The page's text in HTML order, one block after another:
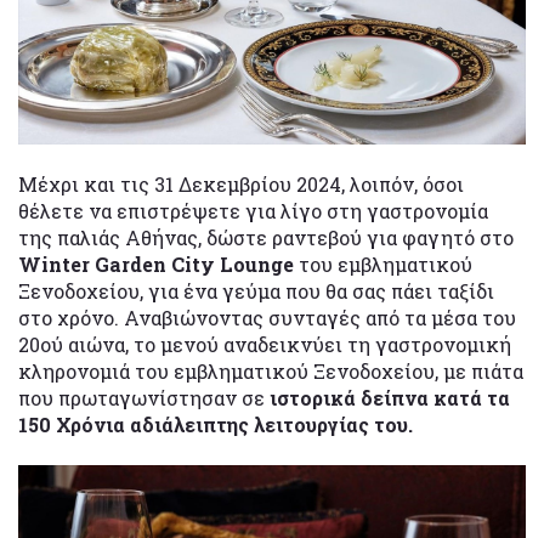
Μέχρι και τις 31 Δεκεμβρίου 2024, λοιπόν, όσοι
θέλετε να επιστρέψετε για λίγο στη γαστρονομία
της παλιάς Αθήνας, δώστε ραντεβού για φαγητό στο
Winter Garden City Lounge του εμβληματικού
Ξενοδοχείου, για ένα γεύμα που θα σας πάει ταξίδι
στο χρόνο. Αναβιώνοντας συνταγές από τα μέσα του
20ού αιώνα, το μενού αναδεικνύει τη γαστρονομική
κληρονομιά του εμβληματικού Ξενοδοχείου, με πιάτα
που πρωταγωνίστησαν σε ιστορικά δείπνα κατά τα
150 Χρόνια αδιάλειπτης λειτουργίας του.